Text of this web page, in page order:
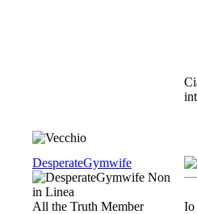
DesperateGymwife
All the Truth Member Io